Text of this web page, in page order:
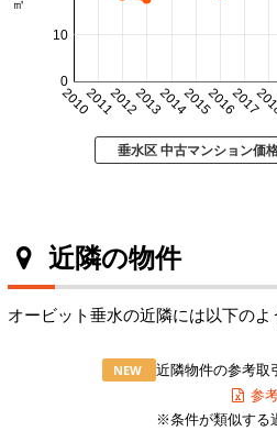
20102011201220132014201520162017
0
10
垂水区 中古マンション価
近隣の物件
オービット垂水の近隣には以下のよ
NEW
近隣物件の参考取
参
※条件が類似する